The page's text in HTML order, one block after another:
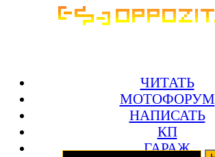
ЧИТАТЬ
МОТОФОРУМ
НАПИСАТЬ
КП
ГАРАЖ